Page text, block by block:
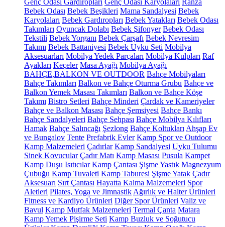
Genç Odası Gardıropları Genç Odası Karyolaları Ranza
Bebek Odası Bebek Beşikleri Mama Sandalyesi Bebek
Karyolaları Bebek Gardıropları Bebek Yatakları Bebek Odası
Takımları Oyuncak Dolabı Bebek Şifonyer Bebek Odası
Tekstili Bebek Yorganı Bebek Çarşafı Bebek Nevresim
Takımı Bebek Battaniyesi Bebek Uyku Seti Mobilya
Aksesuarları Mobilya Yedek Parçaları Mobilya Kulpları Raf
Ayakları Keçeler Masa Ayağı Mobilya Ayağı
BAHÇE,BALKON VE OUTDOOR Bahçe Mobilyaları
Bahçe Takımları Balkon ve Bahçe Oturma Grubu Bahçe ve
Balkon Yemek Masası Takımları Balkon ve Bahçe Köşe
Takımı Bistro Setleri Bahçe Minderi Çardak ve Kameriyeler
Bahçe ve Balkon Masası Bahçe Şemsiyesi Bahçe Bankı
Bahçe Sandalyeleri Bahçe Sehpası Bahçe Mobilya Kılıfları
Hamak Bahçe Salıncağı Şezlong Bahçe Koltukları Ahşap Ev
ve Bungalov Tente Prefabrik Evler Kamp Spor ve Outdoor
Kamp Malzemeleri Çadırlar Kamp Sandalyesi Uyku Tulumu
Sinek Kovucular Çadır Matı Kamp Masası Pusula Kampet
Kamp Duşu Isıtıcılar Kamp Çantası Şişme Yastık Magnezyum
Çubuğu Kamp Tuvaleti Kamp Taburesi Şişme Yatak Çadır
Aksesuarı Sırt Çantası Hayatta Kalma Malzemeleri Spor
Aletleri Pilates, Yoga ve Jimnastik Ağırlık ve Halter Ürünleri
Fitness ve Kardiyo Ürünleri Diğer Spor Ürünleri Valiz ve
Bavul Kamp Mutfak Malzemeleri Termal Çanta Matara
Kamp Yemek Pişirme Seti Kamp Buzluk ve Soğutucu